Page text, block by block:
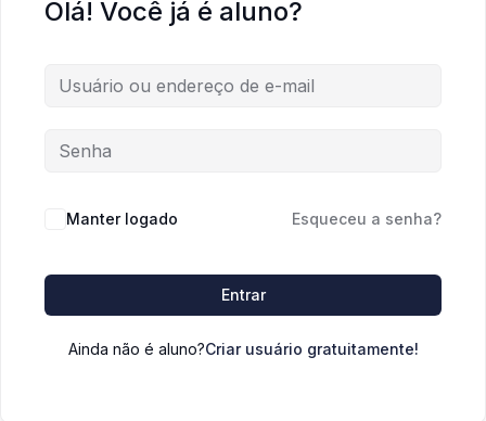
Olá! Você já é aluno?
Manter logado Esqueceu a senha?
Entrar
Ainda não é aluno?Criar usuário gratuitamente!